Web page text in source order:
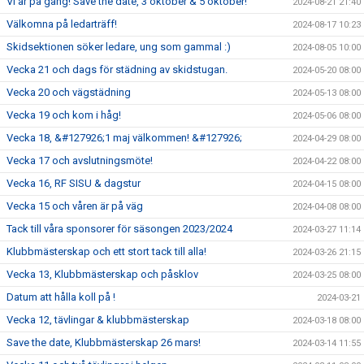
Välkomna på ledarträff! 2024-08-17 10:23
Skidsektionen söker ledare, ung som gammal :) 2024-08-05 10:00
Vecka 21 och dags för städning av skidstugan. 2024-05-20 08:00
Vecka 20 och vägstädning 2024-05-13 08:00
Vecka 19 och kom i håg! 2024-05-06 08:00
Vecka 18, &#127926;1 maj välkommen! &#127926; 2024-04-29 08:00
Vecka 17 och avslutningsmöte! 2024-04-22 08:00
Vecka 16, RF SISU & dagstur 2024-04-15 08:00
Vecka 15 och våren är på väg 2024-04-08 08:00
Tack till våra sponsorer för säsongen 2023/2024 2024-03-27 11:14
Klubbmästerskap och ett stort tack till alla! 2024-03-26 21:15
Vecka 13, Klubbmästerskap och påsklov 2024-03-25 08:00
Datum att hålla koll på ! 2024-03-21
Vecka 12, tävlingar & klubbmästerskap 2024-03-18 08:00
Save the date, Klubbmästerskap 26 mars! 2024-03-14 11:55